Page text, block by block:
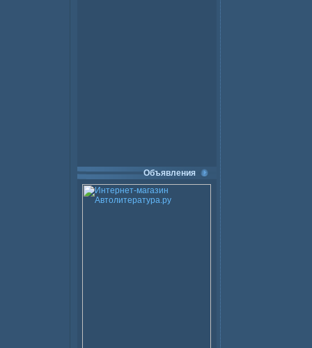
Объявления